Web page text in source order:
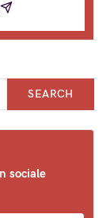
SEARCH
sociale